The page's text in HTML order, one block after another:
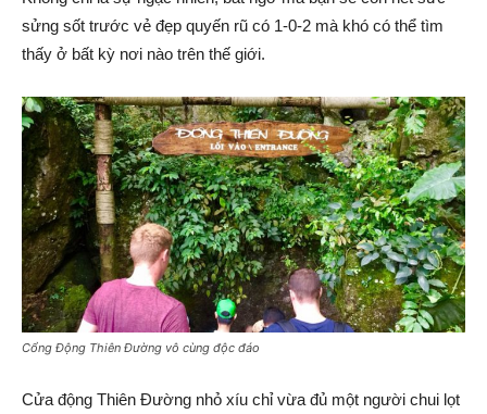
sửng sốt trước vẻ đẹp quyến rũ có 1-0-2 mà khó có thể tìm
thấy ở bất kỳ nơi nào trên thế giới.
Cổng Động Thiên Đường vô cùng độc đáo
Cửa động Thiên Đường nhỏ xíu chỉ vừa đủ một người chui lọt